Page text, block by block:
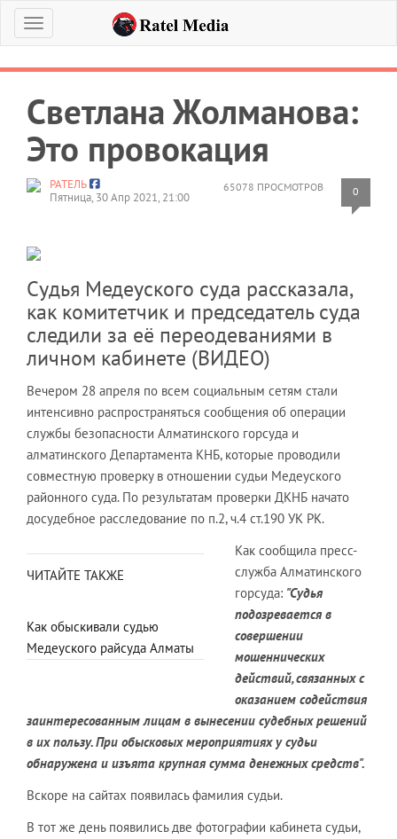
Меню
Светлана Жолманова:
Это провокация
65078 ПРОСМОТРОВ 0
РАТЕЛЬ
Пятница, 30 Апр 2021, 21:00
Судья Медеуского суда рассказала,
как комитетчик и председатель суда
следили за её переодеваниями в
личном кабинете (ВИДЕО)
Вечером 28 апреля по всем социальным сетям стали
интенсивно распространяться сообщения об операции
службы безопасности Алматинского горсуда и
алматинского Департамента КНБ, которые проводили
совместную проверку в отношении судьи Медеуского
районного суда. По результатам проверки ДКНБ начато
досудебное расследование по п.2, ч.4 ст.190 УК РК.
ЧИТАЙТЕ ТАКЖЕ
Как обыскивали судью
Медеуского райсуда Алматы
Как сообщила пресс-
служба Алматинского
горсуда: "Судья
подозревается в
совершении
мошеннических
действий, связанных с
оказанием содействия
заинтересованным лицам в вынесении судебных решений
в их пользу. При обысковых мероприятиях у судьи
обнаружена и изъята крупная сумма денежных средств".
Вскоре на сайтах появилась фамилия судьи.
В тот же день появились две фотографии кабинета судьи,